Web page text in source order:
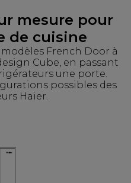
mesure pour
de cuisine
French Door à
Cube, en passant
une porte.
possibles des
Haier.